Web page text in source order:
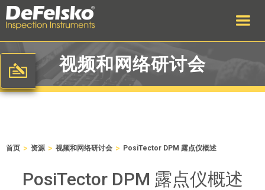
视频和网络研讨会
首页 > 资源 > 视频和网络研讨会 > PosiTector DPM 露点仪概述
PosiTector DPM 露点仪概述